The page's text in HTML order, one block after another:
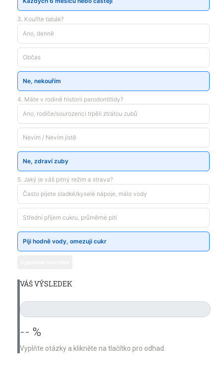
3. Kouříte tabák?
Ano, denně
Občas
Ne, nekouřím
4. Máte v rodině historii parodontitidy?
Ano, rodiče/sourozenci trpěli ztrátou zubů
Nevím / Nevím jistě
Ne, zdraví zuby
5. Jaký je váš pitný režim a strava?
Často pijete sladké/kyselé nápoje, málo vody
Střední příjem cukru, průměrné pití
Piji hodně vody, omezuji cukr
VÁŠ VÝSLEDEK
-- %
Vyplňte otázky a klikněte na tlačítko pro odhad.